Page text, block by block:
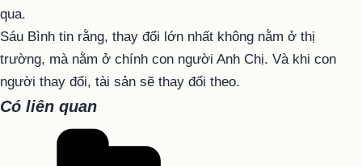
qua.
Sáu Bình tin rằng, thay đổi lớn nhất không nằm ở thị
trường, mà nằm ở chính con người Anh Chị. Và khi con
người thay đổi, tài sản sẽ thay đổi theo.
Có liên quan